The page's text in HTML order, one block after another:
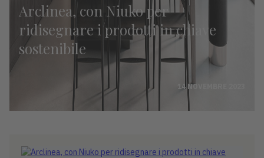
Arclinea, con Niuko per
ridisegnare i prodotti in chiave
sostenibile
14 NOVEMBRE 2023